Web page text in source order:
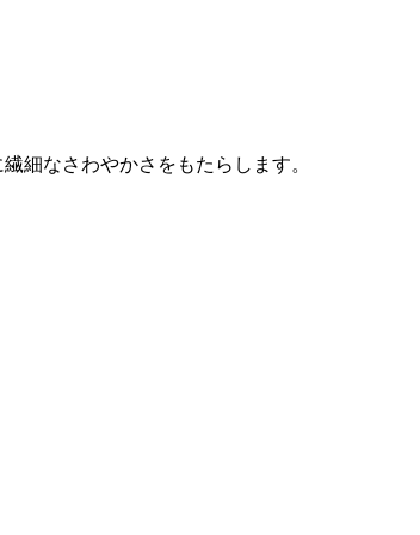
細なさわやかさをもたらします。